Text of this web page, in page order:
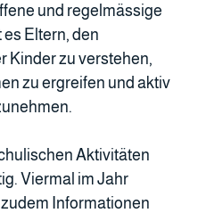
und regelmässige
Eltern, den
Kinder zu verstehen,
zu ergreifen und aktiv
Aktivitäten
Viermal im Jahr
Informationen